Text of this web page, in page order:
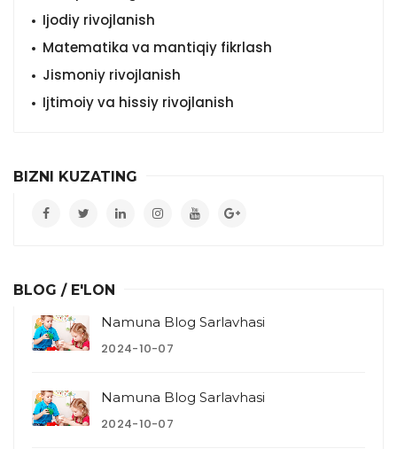
Ijodiy rivojlanish
Matematika va mantiqiy fikrlash
Jismoniy rivojlanish
Ijtimoiy va hissiy rivojlanish
BIZNI KUZATING
BLOG / E'LON
Namuna Blog Sarlavhasi
2024-10-07
Namuna Blog Sarlavhasi
2024-10-07